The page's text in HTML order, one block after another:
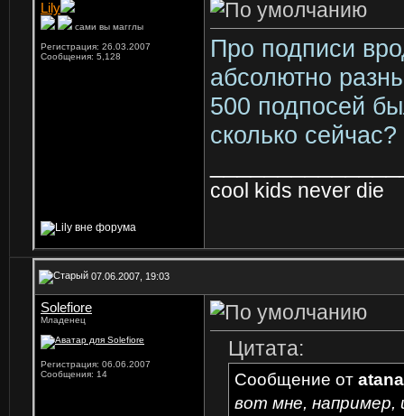
Lily
сами вы магглы
Регистрация: 26.03.2007
Сообщения: 5,128
Про подписи
абсолютно
500 подпосей
сколько сейчас?
cool kids never die
07.06.2007, 19:03
Solefiore
Младенец
Регистрация: 06.06.2007
Сообщения: 14
Цитата:
Сообщение от
вот мне, например,